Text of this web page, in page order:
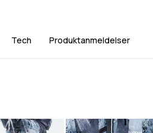
Tech Produktanmeldelser